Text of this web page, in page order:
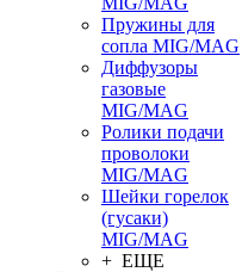
Пружины для
сопла MIG/MAG
Диффузоры
газовые
MIG/MAG
Ролики подачи
проволоки
MIG/MAG
Шейки горелок
(гусаки)
MIG/MAG
+ ЕЩЕ